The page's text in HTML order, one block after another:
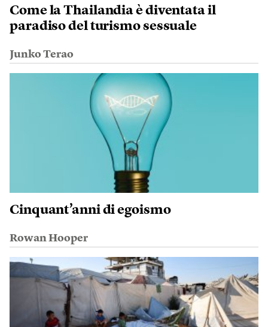
Come la Thailandia è diventata il
paradiso del turismo sessuale
Junko Terao
Cinquant’anni di egoismo
Rowan Hooper